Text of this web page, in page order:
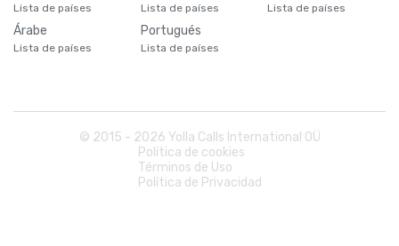
Lista de países Lista de países Lista de países
Árabe
Lista de países
Portugués
Lista de países
© 2015 - 2026 Yolla Calls International OÜ
Política de cookies
Términos de Uso
Política de Privacidad